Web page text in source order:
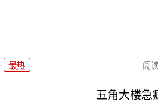
最热 阅
五角大楼急